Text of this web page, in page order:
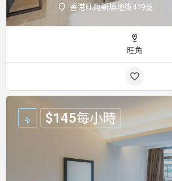
香港旺角新填地街419號
旺角
$145每小時